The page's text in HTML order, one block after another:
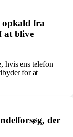
opkald fra
at blive
hvis ens telefon
for at
der